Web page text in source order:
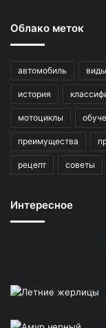
Облако меток
автомобиль виды
история
мотоциклы
преимущества
рецепт советы
Интересное